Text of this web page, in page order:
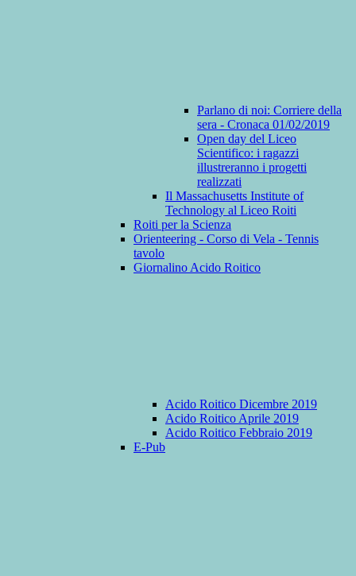
Parlano di noi: Corriere della
sera - Cronaca 01/02/2019
Open day del Liceo
Scientifico: i ragazzi
illustreranno i progetti
realizzati
Il Massachusetts Institute of
Technology al Liceo Roiti
Roiti per la Scienza
Orienteering - Corso di Vela - Tennis
tavolo
Giornalino Acido Roitico
Acido Roitico Dicembre 2019
Acido Roitico Aprile 2019
Acido Roitico Febbraio 2019
E-Pub